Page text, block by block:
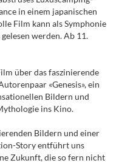
in einem japanischen
Film kann als Symphonie
werden. Ab 11.
über das faszinierende
«Genesis», ein
Bildern und
ins Kino.
Bildern und einer
Story entführt uns
Zukunft, die so fern nicht